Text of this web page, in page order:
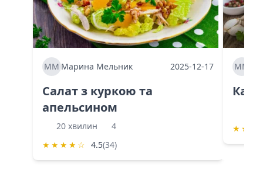
ММ Марина Мельник 2025-12-17
Салат з куркою та
апельсином
20 хвилин
4
★ ★ ★ ★ ☆ 4.5(34)
ММ
★ ★